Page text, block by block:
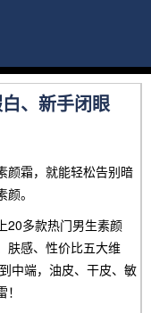
、新手闭眼
颜霜，就能轻松告别暗
。
20多款热门男生素颜
肤感、性价比五大维
中端，油皮、干皮、敏